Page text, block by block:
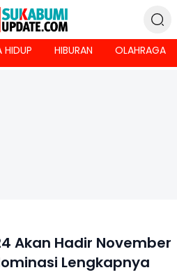
HIDUP HIBURAN OLAHRAGA
Akan Hadir November
Lengkapnya